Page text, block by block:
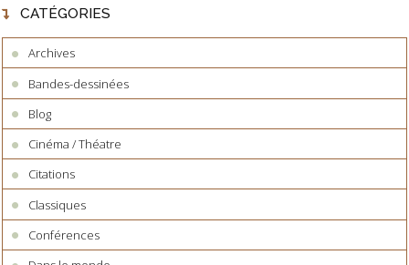
CATÉGORIES
Archives
Bandes-dessinées
Blog
Cinéma / Théatre
Citations
Classiques
Conférences